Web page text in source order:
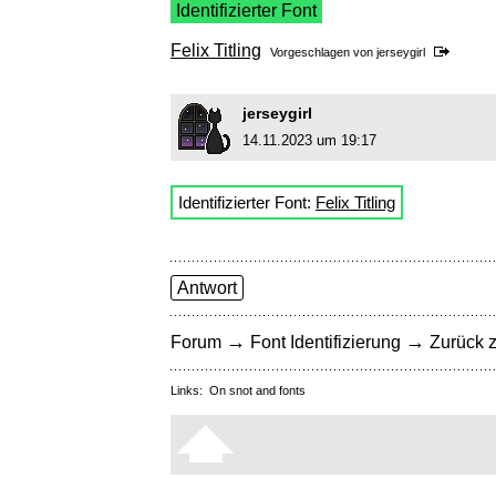
Identifizierter Font
Felix Titling Vorgeschlagen von jerseygirl
jerseygirl
14.11.2023 um 19:17
Identifizierter Font: Felix Titling
Antwort
Forum → Font Identifizierung → Zurück
Links: On snot and fonts